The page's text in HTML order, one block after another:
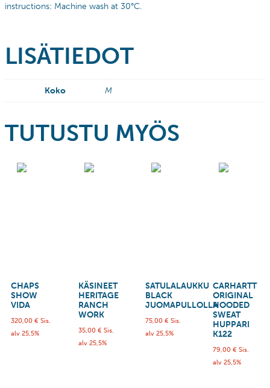
instructions: Machine wash at 30°C.
LISÄTIEDOT
Koko M
TUTUSTU MYÖS
CHAPS
SHOW
VIDA
320,00 € Sis.
alv 25,5%
KÄSINEET
HERITAGE
RANCH
WORK
35,00 € Sis.
alv 25,5%
SATULALAUKKU
BLACK
JUOMAPULLOLLA
75,00€ Sis.
alv 25,5%
CARHARTT
ORIGINAL
HOODED
SWEAT
HUPPARI
K122
79,00 € Sis.
alv 25,5%